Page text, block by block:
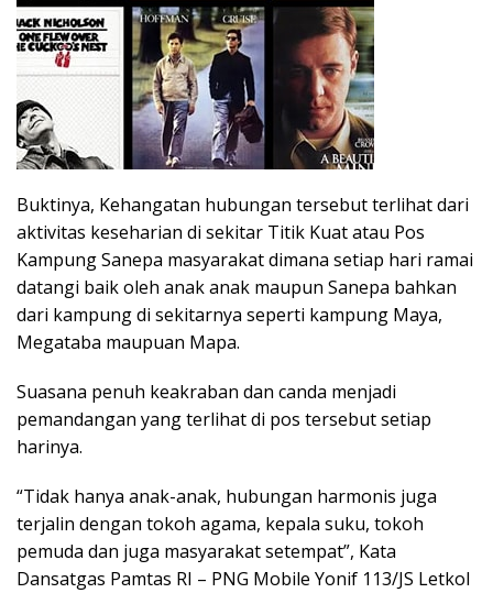
Buktinya, Kehangatan hubungan tersebut terlihat dari
aktivitas keseharian di sekitar Titik Kuat atau Pos
Kampung Sanepa masyarakat dimana setiap hari ramai
datangi baik oleh anak anak maupun Sanepa bahkan
dari kampung di sekitarnya seperti kampung Maya,
Megataba maupuan Mapa.
Suasana penuh keakraban dan canda menjadi
pemandangan yang terlihat di pos tersebut setiap
harinya.
“Tidak hanya anak-anak, hubungan harmonis juga
terjalin dengan tokoh agama, kepala suku, tokoh
pemuda dan juga masyarakat setempat”, Kata
Dansatgas Pamtas RI – PNG Mobile Yonif 113/JS Letkol